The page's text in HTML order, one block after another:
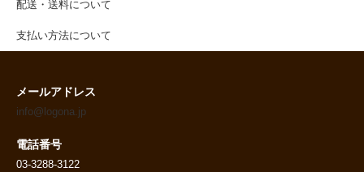
配送・送料について
支払い方法について
メールアドレス
info@logona.jp
電話番号
03-3288-3122